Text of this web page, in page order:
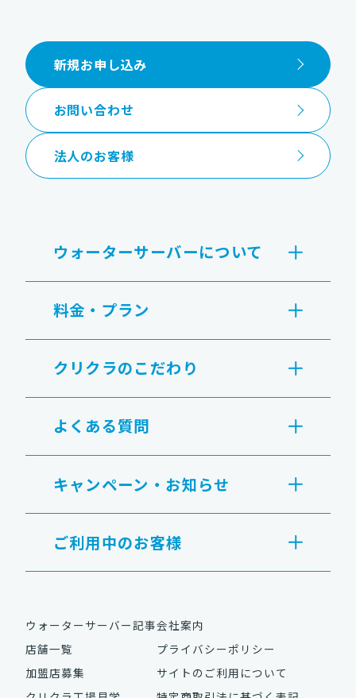
新規お申し込み
お問い合わせ
法人のお客様
ウォーターサーバーについて
料金・プラン
クリクラのこだわり
よくある質問
キャンペーン・お知らせ
ご利用中のお客様
ウォーターサーバー記事
店舗一覧
加盟店募集
会社案内
プライバシーポリシー
サイトのご利用について